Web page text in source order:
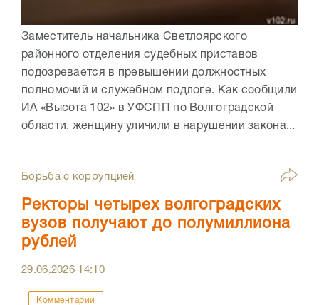
Заместитель начальника Светлоярского
районного отделения судебных приставов
подозревается в превышении должностных
полномочий и служебном подлоге. Как сообщили
ИА «Высота 102» в УФСПП по Волгоградской
области, женщину уличили в нарушении закона...
Борьба с коррупцией
Ректоры четырех волгоградских
вузов получают до полумиллиона
рублей
29.06.2026 14:10
Комментарии